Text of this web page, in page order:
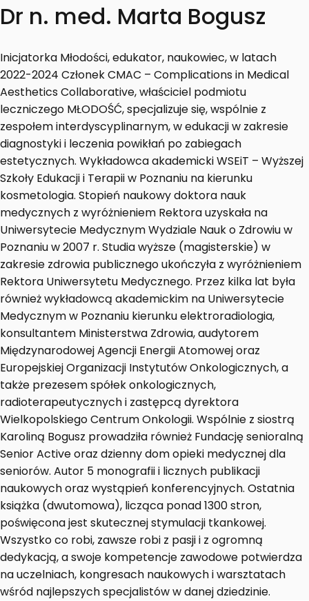
Dr n. med. Marta Bogusz
Inicjatorka Młodości, edukator, naukowiec, w latach
2022-2024 Członek CMAC – Complications in Medical
Aesthetics Collaborative, właściciel podmiotu
leczniczego MŁODOŚĆ, specjalizuje się, wspólnie z
zespołem interdyscyplinarnym, w edukacji w zakresie
diagnostyki i leczenia powikłań po zabiegach
estetycznych. Wykładowca akademicki WSEiT – Wyższej
Szkoły Edukacji i Terapii w Poznaniu na kierunku
kosmetologia. Stopień naukowy doktora nauk
medycznych z wyróżnieniem Rektora uzyskała na
Uniwersytecie Medycznym Wydziale Nauk o Zdrowiu w
Poznaniu w 2007 r. Studia wyższe (magisterskie) w
zakresie zdrowia publicznego ukończyła z wyróżnieniem
Rektora Uniwersytetu Medycznego. Przez kilka lat była
również wykładowcą akademickim na Uniwersytecie
Medycznym w Poznaniu kierunku elektroradiologia,
konsultantem Ministerstwa Zdrowia, audytorem
Międzynarodowej Agencji Energii Atomowej oraz
Europejskiej Organizacji Instytutów Onkologicznych, a
także prezesem spółek onkologicznych,
radioterapeutycznych i zastępcą dyrektora
Wielkopolskiego Centrum Onkologii. Wspólnie z siostrą
Karoliną Bogusz prowadziła również Fundację senioralną
Senior Active oraz dzienny dom opieki medycznej dla
seniorów. Autor 5 monografii i licznych publikacji
naukowych oraz wystąpień konferencyjnych. Ostatnia
książka (dwutomowa), licząca ponad 1300 stron,
poświęcona jest skutecznej stymulacji tkankowej.
Wszystko co robi, zawsze robi z pasji i z ogromną
dedykacją, a swoje kompetencje zawodowe potwierdza
na uczelniach, kongresach naukowych i warsztatach
wśród najlepszych specjalistów w danej dziedzinie.